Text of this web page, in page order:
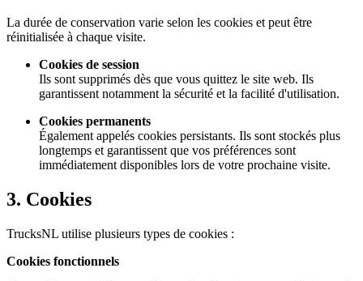
La durée de conservation varie selon les cookies et peut être
réinitialisée à chaque visite.
Cookies de session
Ils sont supprimés dès que vous quittez le site web. Ils
garantissent notamment la sécurité et la facilité d'utilisation.
Cookies permanents
Également appelés cookies persistants. Ils sont stockés plus
longtemps et garantissent que vos préférences sont
immédiatement disponibles lors de votre prochaine visite.
3. Cookies
TrucksNL utilise plusieurs types de cookies :
Cookies fonctionnels